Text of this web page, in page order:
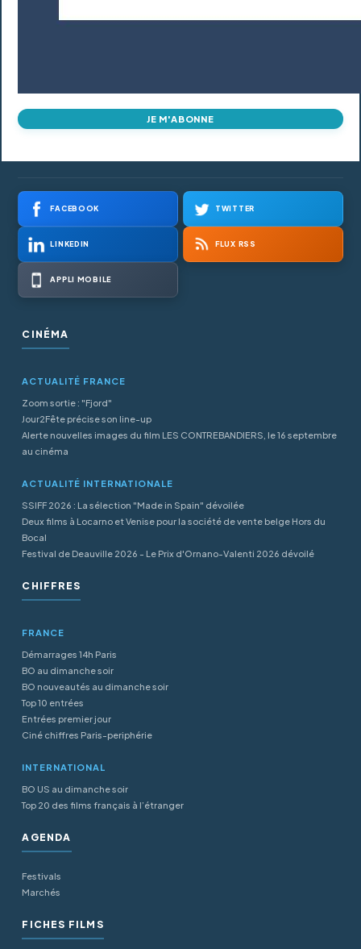
JE M'ABONNE
FACEBOOK TWITTER
LINKEDIN FLUX RSS
APPLI MOBILE
CINÉMA
ACTUALITÉ FRANCE
Zoom sortie : "Fjord"
Jour2Fête précise son line-up
Alerte nouvelles images du film LES CONTREBANDIERS, le 16 septembre
au cinéma
ACTUALITÉ INTERNATIONALE
SSIFF 2026 : La sélection "Made in Spain" dévoilée
Deux films à Locarno et Venise pour la société de vente belge Hors du
Bocal
Festival de Deauville 2026 - Le Prix d'Ornano-Valenti 2026 dévoilé
CHIFFRES
FRANCE
Démarrages 14h Paris
BO au dimanche soir
BO nouveautés au dimanche soir
Top 10 entrées
Entrées premier jour
Ciné chiffres Paris-periphérie
INTERNATIONAL
BO US au dimanche soir
Top 20 des films français à l’étranger
AGENDA
Festivals
Marchés
FICHES FILMS